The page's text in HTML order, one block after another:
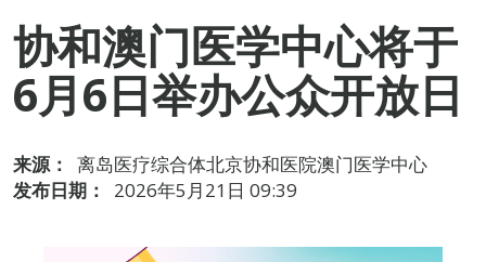
协和澳门医学中心将于
6月6日举办公众开放日
来源：
离岛医疗综合体北京协和医院澳门医学中心
发布日期：
2026年5月21日 09:39